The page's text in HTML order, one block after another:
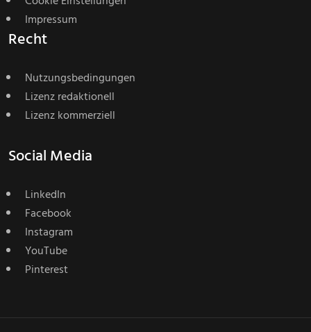
Impressum
Recht
Nutzungsbedingungen
Lizenz redaktionell
Lizenz kommerziell
Social Media
LinkedIn
Facebook
Instagram
YouTube
Pinterest